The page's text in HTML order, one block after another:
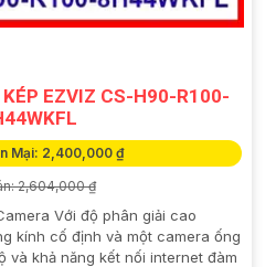
KÉP EZVIZ CS-H90-R100-
Mại: 2,400,000 ₫
2,604,000 ₫
Với độ phân giải cao
kính cố định và một camera ống
và khả năng kết nối internet đàm